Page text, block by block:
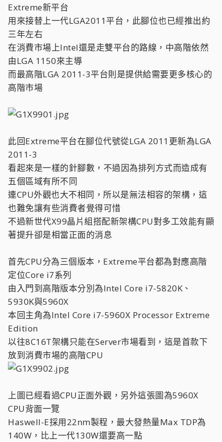
Extreme新平台
用來接替上一代LGA2011平台，此腳位也已經推出約
三年左右
在消費市場上Intel還是走雙平台的路線，中高階依然
由LGA 1150來主導
而最高階LGA 2011-3平台則是提供給需要更多核心的
高階市場
此回Extreme平台在腳位代號從LGA 2011更新為LGA
2011-3
看起來是一樣的針腳數，不過因為排列方式而造成有
五個區域有所不同
連CPU外觀也大不相同，所以是無法相容的架構，這
也難免讓有些消費者覺得可惜
不過新世代X99晶片組搭配新架構CPU對多工效能有顯
著提升卻是相當正面的消息
首先CPU分為三個版本，Extreme平台都為對應高階
定位Core i7系列
由入門到高階版本分別為Intel Core i7-5820K、
5930K與5960X
本回主角為Intel Core i7-5960X Processor Extreme
Edition
以往8C16T架構只能在Server市場看到，這是首款下
放到消費市場的高階CPU
上圖已經看過CPU正面外觀，另外這張圖為5960X
CPU背面一覽
Haswell-E採用22nm製程，最大發熱量Max TDP為
140W，比上一代130W還要高一點